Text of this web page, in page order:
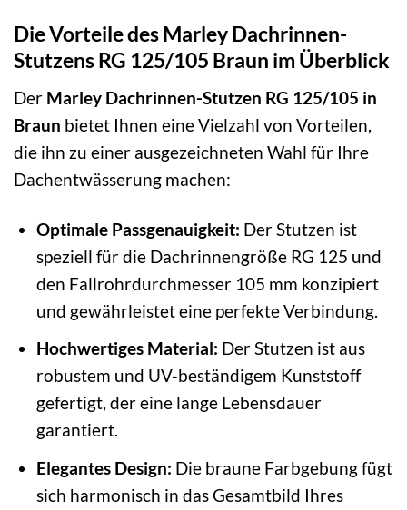
Die Vorteile des Marley Dachrinnen-
Stutzens RG 125/105 Braun im Überblick
Der Marley Dachrinnen-Stutzen RG 125/105 in
Braun bietet Ihnen eine Vielzahl von Vorteilen,
die ihn zu einer ausgezeichneten Wahl für Ihre
Dachentwässerung machen:
Optimale Passgenauigkeit: Der Stutzen ist
speziell für die Dachrinnengröße RG 125 und
den Fallrohrdurchmesser 105 mm konzipiert
und gewährleistet eine perfekte Verbindung.
Hochwertiges Material: Der Stutzen ist aus
robustem und UV-beständigem Kunststoff
gefertigt, der eine lange Lebensdauer
garantiert.
Elegantes Design: Die braune Farbgebung fügt
sich harmonisch in das Gesamtbild Ihres